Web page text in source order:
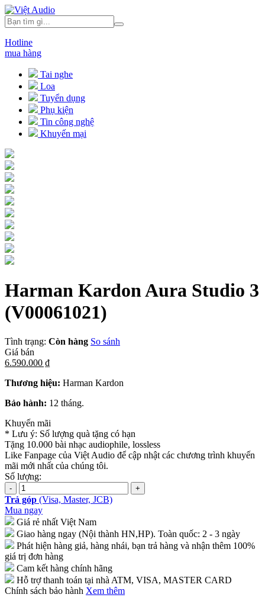
Hotline
mua hàng
Tai nghe
Loa
Tuyển dụng
Phụ kiện
Tin công nghệ
Khuyến mại
Harman Kardon Aura Studio 3
(V00061021)
Tình trạng: Còn hàng So sánh
Giá bán
6.590.000 ₫
Thương hiệu: Harman Kardon
Bảo hành: 12 tháng.
Khuyến mãi
* Lưu ý: Số lượng quà tặng có hạn
Tặng 10.000 bài nhạc audiophile, lossless
Like Fanpage của Việt Audio để cập nhật các chương trình khuyến
mãi mới nhất của chúng tôi.
Số lượng:
Trả góp (Visa, Master, JCB)
Mua ngay
Giá rẻ nhất Việt Nam
Giao hàng ngay (Nội thành HN,HP). Toàn quốc: 2 - 3 ngày
Phát hiện hàng giả, hàng nhái, bạn trả hàng và nhận thêm 100%
giá trị đơn hàng
Cam kết hàng chính hãng
Hỗ trợ thanh toán tại nhà ATM, VISA, MASTER CARD
Chính sách bảo hành Xem thêm